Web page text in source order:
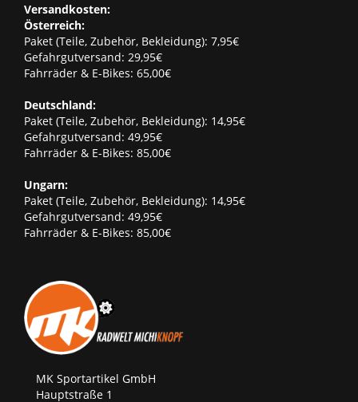
Versandkosten:
Österreich:
Paket (Teile, Zubehör, Bekleidung): 7,95€
Gefahrgutversand: 29,95€
Fahrräder & E-Bikes: 65,00€
Deutschland:
Paket (Teile, Zubehör, Bekleidung): 14,95€
Gefahrgutversand: 49,95€
Fahrräder & E-Bikes: 85,00€
Ungarn:
Paket (Teile, Zubehör, Bekleidung): 14,95€
Gefahrgutversand: 49,95€
Fahrräder & E-Bikes: 85,00€
MK Sportartikel GmbH
Hauptstraße 1